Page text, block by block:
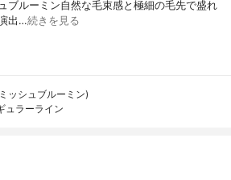
ブルーミン自然な毛束感と極細の毛先で盛れ
出…続きを見る
ッシュブルーミン)
ュラーライン